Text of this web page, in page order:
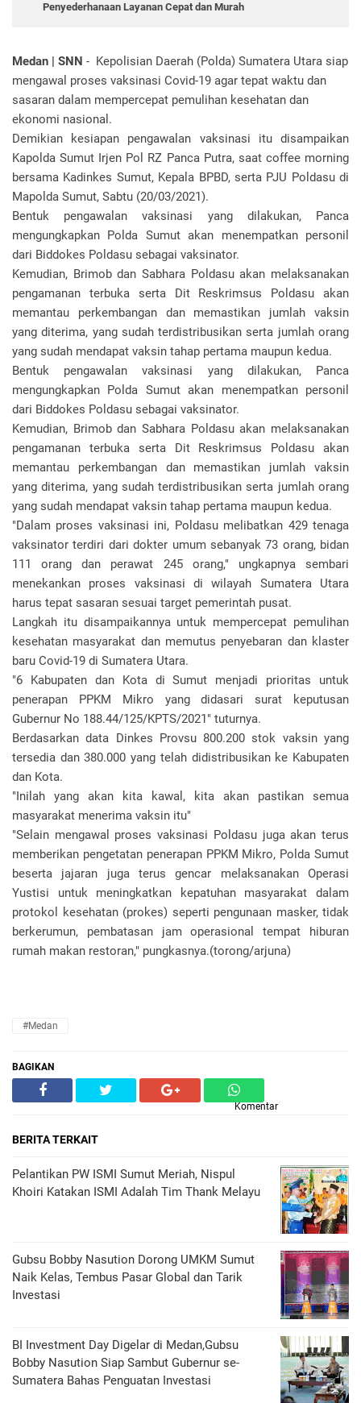
Penyederhanaan Layanan Cepat dan Murah
Medan | SNN - Kepolisian Daerah (Polda) Sumatera Utara siap
mengawal proses vaksinasi Covid-19 agar tepat waktu dan
sasaran dalam mempercepat pemulihan kesehatan dan
ekonomi nasional.
Demikian kesiapan pengawalan vaksinasi itu disampaikan
Kapolda Sumut Irjen Pol RZ Panca Putra, saat coffee morning
bersama Kadinkes Sumut, Kepala BPBD, serta PJU Poldasu di
Mapolda Sumut, Sabtu (20/03/2021).
Bentuk pengawalan vaksinasi yang dilakukan, Panca
mengungkapkan Polda Sumut akan menempatkan personil
dari Biddokes Poldasu sebagai vaksinator.
Kemudian, Brimob dan Sabhara Poldasu akan melaksanakan
pengamanan terbuka serta Dit Reskrimsus Poldasu akan
memantau perkembangan dan memastikan jumlah vaksin
yang diterima, yang sudah terdistribusikan serta jumlah orang
yang sudah mendapat vaksin tahap pertama maupun kedua.
Bentuk pengawalan vaksinasi yang dilakukan, Panca
mengungkapkan Polda Sumut akan menempatkan personil
dari Biddokes Poldasu sebagai vaksinator.
Kemudian, Brimob dan Sabhara Poldasu akan melaksanakan
pengamanan terbuka serta Dit Reskrimsus Poldasu akan
memantau perkembangan dan memastikan jumlah vaksin
yang diterima, yang sudah terdistribusikan serta jumlah orang
yang sudah mendapat vaksin tahap pertama maupun kedua.
"Dalam proses vaksinasi ini, Poldasu melibatkan 429 tenaga
vaksinator terdiri dari dokter umum sebanyak 73 orang, bidan
111 orang dan perawat 245 orang," ungkapnya sembari
menekankan proses vaksinasi di wilayah Sumatera Utara
harus tepat sasaran sesuai target pemerintah pusat.
Langkah itu disampaikannya untuk mempercepat pemulihan
kesehatan masyarakat dan memutus penyebaran dan klaster
baru Covid-19 di Sumatera Utara.
"6 Kabupaten dan Kota di Sumut menjadi prioritas untuk
penerapan PPKM Mikro yang didasari surat keputusan
Gubernur No 188.44/125/KPTS/2021" tuturnya.
Berdasarkan data Dinkes Provsu 800.200 stok vaksin yang
tersedia dan 380.000 yang telah didistribusikan ke Kabupaten
dan Kota.
"Inilah yang akan kita kawal, kita akan pastikan semua
masyarakat menerima vaksin itu"
"Selain mengawal proses vaksinasi Poldasu juga akan terus
memberikan pengetatan penerapan PPKM Mikro, Polda Sumut
beserta jajaran juga terus gencar melaksanakan Operasi
Yustisi untuk meningkatkan kepatuhan masyarakat dalam
protokol kesehatan (prokes) seperti pengunaan masker, tidak
berkerumun, pembatasan jam operasional tempat hiburan
rumah makan restoran," pungkasnya.(torong/arjuna)
#Medan
BAGIKAN
Komentar
BERITA TERKAIT
Pelantikan PW ISMI Sumut Meriah, Nispul
Khoiri Katakan ISMI Adalah Tim Thank Melayu
Gubsu Bobby Nasution Dorong UMKM Sumut
Naik Kelas, Tembus Pasar Global dan Tarik
Investasi
BI Investment Day Digelar di Medan,Gubsu
Bobby Nasution Siap Sambut Gubernur se-
Sumatera Bahas Penguatan Investasi